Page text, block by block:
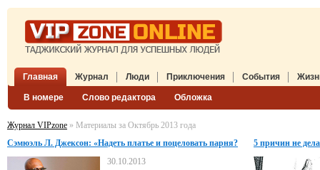
Главная Журнал
В номере Слово редактора Обложка
Люди Приключения События
Журнал VIPzone » Материалы за Октябрь 2013 года
Сэмюэль Л. Джексон: «Надеть платье и поцеловать парня?
30.10.2013
5 причин не